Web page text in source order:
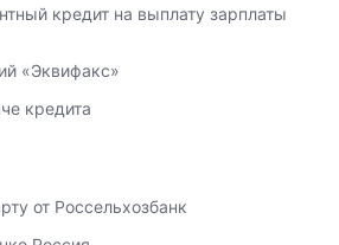
кредит на выплату зарплаты
«Эквифакс»
кредита
от Россельхозбанк